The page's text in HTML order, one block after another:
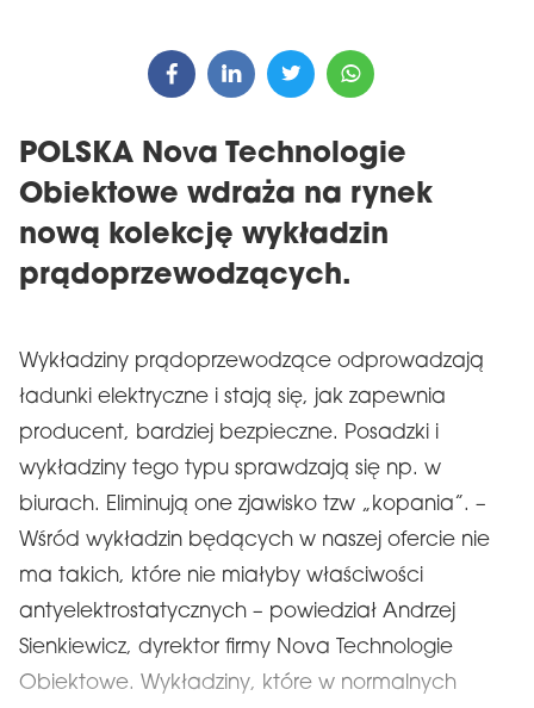
POLSKA Nova Technologie
Obiektowe wdraża na rynek
nową kolekcję wykładzin
prądoprzewodzących.
Wykładziny prądoprzewodzące odprowadzają
ładunki elektryczne i stają się, jak zapewnia
producent, bardziej bezpieczne. Posadzki i
wykładziny tego typu sprawdzają się np. w
biurach. Eliminują one zjawisko tzw „kopania”. –
Wśród wykładzin będących w naszej ofercie nie
ma takich, które nie miałyby właściwości
antyelektrostatycznych – powiedział Andrzej
Sienkiewicz, dyrektor firmy Nova Technologie
Obiektowe. Wykładziny, które w normalnych